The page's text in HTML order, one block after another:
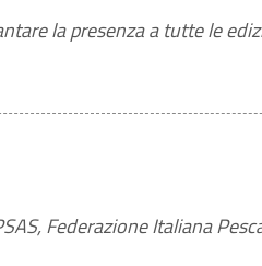
la presenza a tutte le
Federazione Italiana